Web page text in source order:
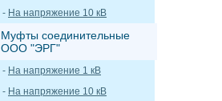
- На напряжение 10 кВ
Муфты соединительные
ООО "ЭРГ"
- На напряжение 1 кВ
- На напряжение 10 кВ